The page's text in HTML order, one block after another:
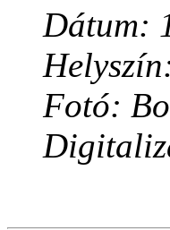
Dátum:
Fotó: